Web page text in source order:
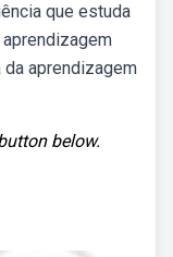
que estuda
da aprendizagem
below.